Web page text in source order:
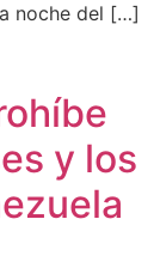
noche del […]
y los